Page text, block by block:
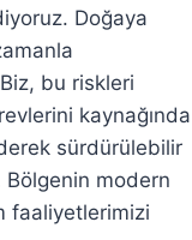
Doğaya
bu riskleri
kaynağında
sürdürülebilir
modern
faaliyetlerimizi